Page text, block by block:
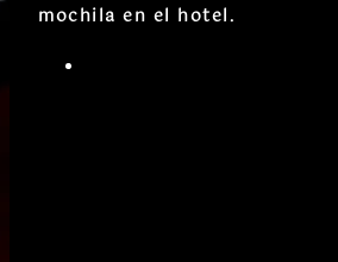
mochila en el hotel.